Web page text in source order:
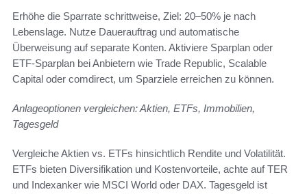
Erhöhe die Sparrate schrittweise, Ziel: 20–50% je nach
Lebenslage. Nutze Dauerauftrag und automatische
Überweisung auf separate Konten. Aktiviere Sparplan oder
ETF-Sparplan bei Anbietern wie Trade Republic, Scalable
Capital oder comdirect, um Sparziele erreichen zu können.
Anlageoptionen vergleichen: Aktien, ETFs, Immobilien,
Tagesgeld
Vergleiche Aktien vs. ETFs hinsichtlich Rendite und Volatilität.
ETFs bieten Diversifikation und Kostenvorteile, achte auf TER
und Indexanker wie MSCI World oder DAX. Tagesgeld ist